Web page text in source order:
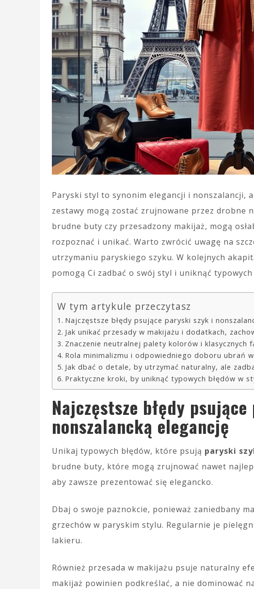
Paryski styl to synonim elegancji i nonszalancji,
zestawy mogą zostać zrujnowane przez drobne
brudne buty czy przesadzony makijaż, mogą
rozpoznać i unikać. Warto zwrócić uwagę na
utrzymaniu paryskiego szyku. W kolejnych
pomogą Ci zadbać o swój styl i uniknąć
W tym artykule przeczytasz
Najczęstsze błędy psujące paryski szyk i
Jak unikać przesady w makijażu i dodatkach,
Znaczenie neutralnej palety kolorów i klasycznych
Rola minimalizmu i odpowiedniego doboru ubrań
Jak dbać o detale, by utrzymać naturalny, ale
Praktyczne kroki, by uniknąć typowych błędów w
Najczęstsze błędy
nonszalancką elegancję
Unikaj typowych błędów, które psują paryski
brudne buty, które mogą zrujnować nawet
aby zawsze prezentować się elegancko.
Dbaj o swoje paznokcie, ponieważ zaniedbany
grzechów w paryskim stylu. Regularnie je
lakieru.
Również przesada w makijażu psuje naturalny
makijaż powinien podkreślać, a nie dominować